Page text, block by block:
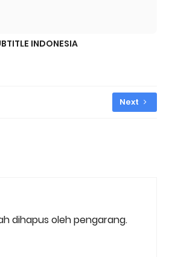
INDONESIA
Next
dihapus oleh pengarang.